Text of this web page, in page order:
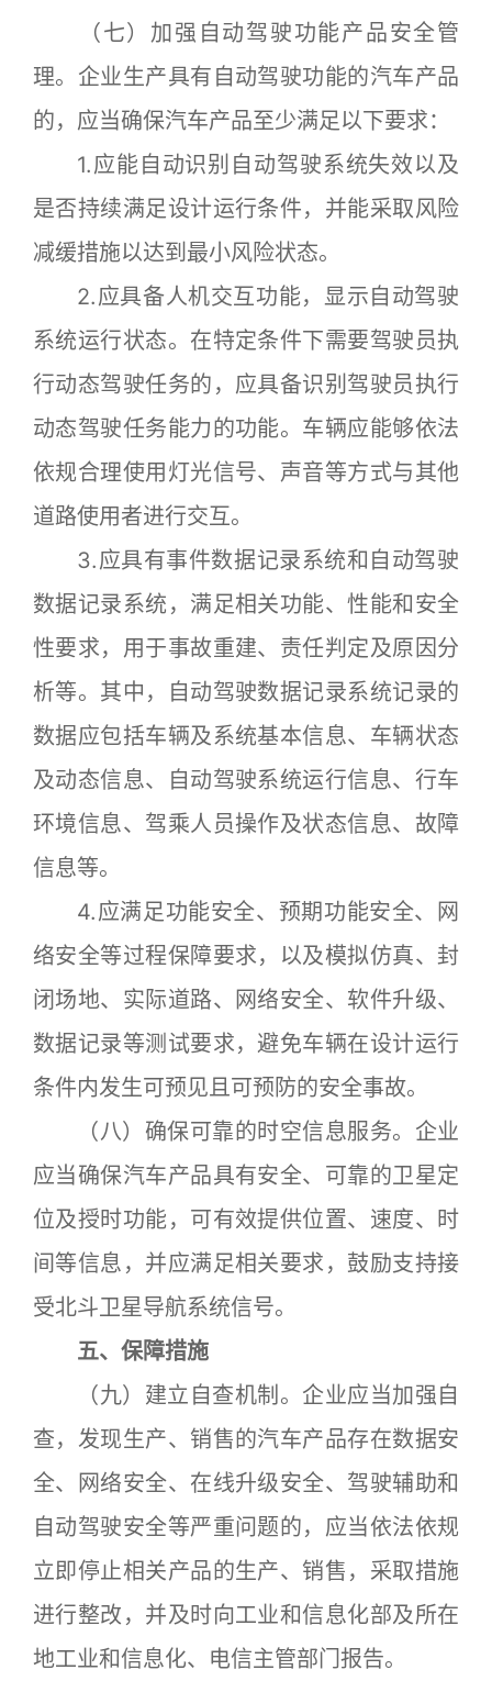
（七）加强自动驾驶功能产品安全管
理。企业生产具有自动驾驶功能的汽车产品
的，应当确保汽车产品至少满足以下要求：
1.应能自动识别自动驾驶系统失效以及
是否持续满足设计运行条件，并能采取风险
减缓措施以达到最小风险状态。
2.应具备人机交互功能，显示自动驾驶
系统运行状态。在特定条件下需要驾驶员执
行动态驾驶任务的，应具备识别驾驶员执行
动态驾驶任务能力的功能。车辆应能够依法
依规合理使用灯光信号、声音等方式与其他
道路使用者进行交互。
3.应具有事件数据记录系统和自动驾驶
数据记录系统，满足相关功能、性能和安全
性要求，用于事故重建、责任判定及原因分
析等。其中，自动驾驶数据记录系统记录的
数据应包括车辆及系统基本信息、车辆状态
及动态信息、自动驾驶系统运行信息、行车
环境信息、驾乘人员操作及状态信息、故障
信息等。
4.应满足功能安全、预期功能安全、网
络安全等过程保障要求，以及模拟仿真、封
闭场地、实际道路、网络安全、软件升级、
数据记录等测试要求，避免车辆在设计运行
条件内发生可预见且可预防的安全事故。
（八）确保可靠的时空信息服务。企业
应当确保汽车产品具有安全、可靠的卫星定
位及授时功能，可有效提供位置、速度、时
间等信息，并应满足相关要求，鼓励支持接
受北斗卫星导航系统信号。
五、保障措施
（九）建立自查机制。企业应当加强自
查，发现生产、销售的汽车产品存在数据安
全、网络安全、在线升级安全、驾驶辅助和
自动驾驶安全等严重问题的，应当依法依规
立即停止相关产品的生产、销售，采取措施
进行整改，并及时向工业和信息化部及所在
地工业和信息化、电信主管部门报告。